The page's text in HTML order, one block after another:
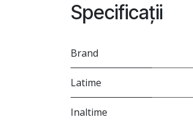
Specificații
Brand
Latime
Inaltime